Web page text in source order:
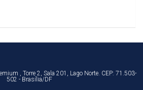
, Torre 2, Sala 201, Lago Norte. CEP: 71.503-
502 - Brasília/DF